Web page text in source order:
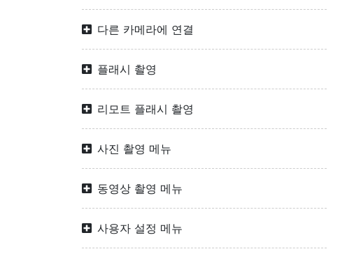
다른 카메라에 연결
플래시 촬영
리모트 플래시 촬영
사진 촬영 메뉴
동영상 촬영 메뉴
사용자 설정 메뉴